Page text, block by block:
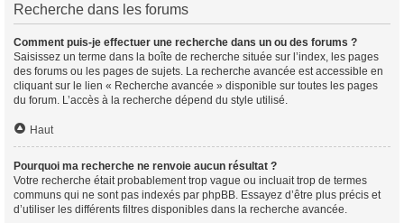
Recherche dans les forums
Comment puis-je effectuer une recherche dans un ou des forums ?
Saisissez un terme dans la boîte de recherche située sur l’index, les pages
des forums ou les pages de sujets. La recherche avancée est accessible en
cliquant sur le lien « Recherche avancée » disponible sur toutes les pages
du forum. L’accès à la recherche dépend du style utilisé.
Haut
Pourquoi ma recherche ne renvoie aucun résultat ?
Votre recherche était probablement trop vague ou incluait trop de termes
communs qui ne sont pas indexés par phpBB. Essayez d’être plus précis et
d’utiliser les différents filtres disponibles dans la recherche avancée.